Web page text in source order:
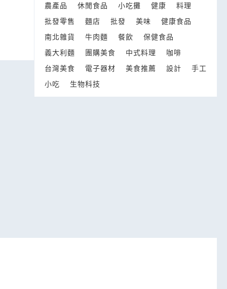
農產品
休閒食品 小吃攤 健康
料理
批發零售
麵店 批發 美味
健康食品
南北雜貨
牛肉麵 餐飲
保健食品
義大利麵
團購美食 中式料理
咖啡
台灣美食
電子器材 美食推薦 設計
手工
小吃
生物科技